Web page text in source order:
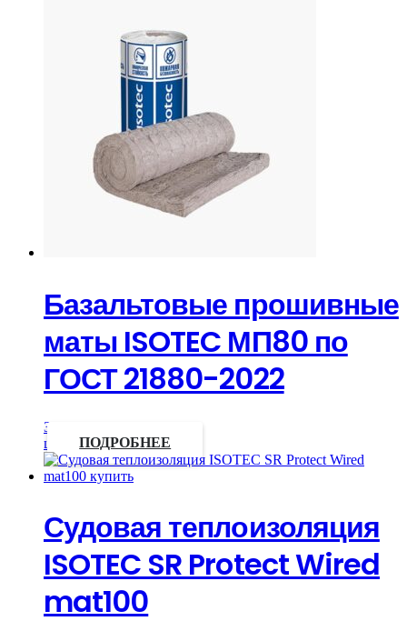
Базальтовые прошивные
маты ISOTEC МП80 по
ГОСТ 21880-2022
Запросить
цену
ПОДРОБНЕЕ
Судовая теплоизоляция
ISOTEC SR Protect Wired
mat100